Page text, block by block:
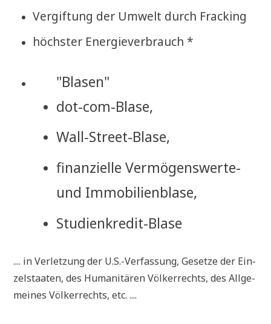
Ver­gif­tung der Umwelt durch Fracking
höch­ster Energieverbrauch *
"Bla­sen"
dot-com-Bla­se,
Wall-Street-Bla­se,
finan­zi­el­le Ver­mö­gens­wer­te-
und Immobilienblase,
Stu­di­en­kre­dit-Bla­se
.... in Ver­let­zung der U.S.-Verfassung, Geset­ze der Ein­
zel­staa­ten, des Huma­ni­tä­ren Völ­ker­rechts, des All­ge­
mei­nes Völ­ker­rechts, etc. ....